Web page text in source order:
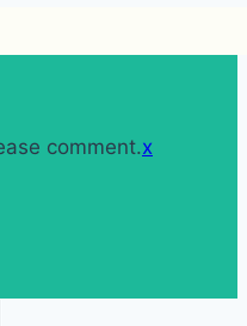
comment.x